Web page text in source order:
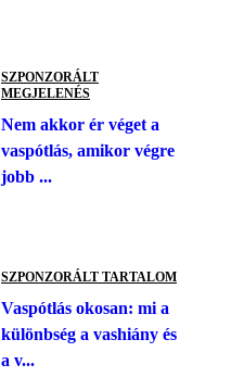
SZPONZORÁLT
MEGJELENÉS
Nem akkor ér véget a
vaspótlás, amikor végre
jobb ...
SZPONZORÁLT TARTALOM
Vaspótlás okosan: mi a
különbség a vashiány és
a v...